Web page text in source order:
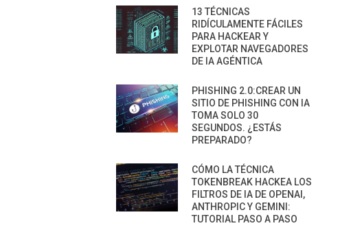
13 TÉCNICAS
RIDÍCULAMENTE FÁCILES
PARA HACKEAR Y
EXPLOTAR NAVEGADORES
DE IA AGÉNTICA
PHISHING 2.0:CREAR UN
SITIO DE PHISHING CON IA
TOMA SOLO 30
SEGUNDOS. ¿ESTÁS
PREPARADO?
CÓMO LA TÉCNICA
TOKENBREAK HACKEA LOS
FILTROS DE IA DE OPENAI,
ANTHROPIC Y GEMINI:
TUTORIAL PASO A PASO